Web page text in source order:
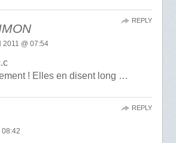
2011 @ 07:54
! Elles en disent long …
REPLY
08:42
REPLY